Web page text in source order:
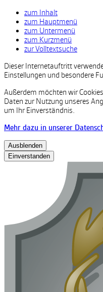
zum Inhalt
zum Hauptmenü
zum Untermenü
zum Kurzmenü
zur Volltextsuche
Dieser Internetauftritt
Einstellungen und besondere
Außerdem möchten wir
Daten zur Nutzung unseres
um Ihr Einverständnis.
Mehr dazu in unserer
Ausblenden
Einverstanden